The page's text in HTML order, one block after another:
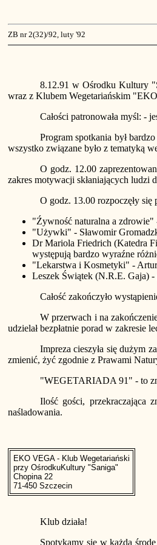
ZB nr 2(32)/92, luty '92
8.12.91 w Ośrodku Kultury
wraz z Klubem Wegetariańskim
Całości patronowała myśl: -
Program spotkania był
wszystko związane było z tematyką
O godz. 12.00
zakres motywacji skłaniających ludzi
O godz. 13.00 rozpoczęły
"Źywność naturalna a
"Używki" - Sławomir
Dr Mariola Friedrich (Katedra
występują bardzo wyraźne
"Lekarstwa i Kosmetyki" -
Leszek Świątek (N.R.E. Gaja)
Całość zakończyło
W przerwach i na
udzielał bezpłatnie porad w zakresie
Impreza cieszyła się dużym
zmienić, żyć zgodnie z Prawami
"WEGETARIADA 91" - to
Ilość gości, przekraczająca
naśladowania.
EKO VEGA - Klub Wegetariański
przy OśrodkuKultury "Saniga"
Chopina 22
71-450 Szczecin
Klub działa!
Spotykamy się w każdą